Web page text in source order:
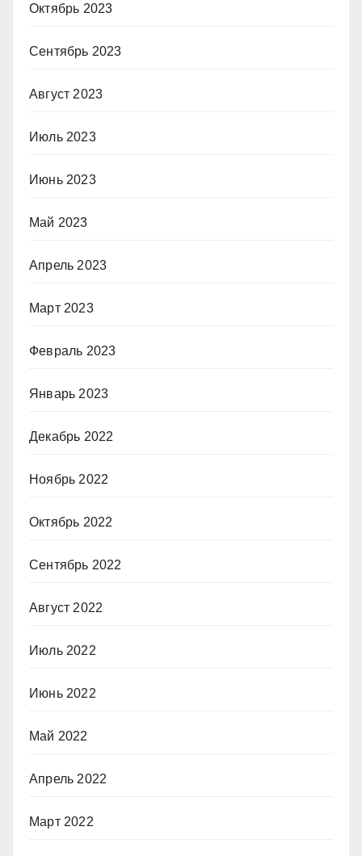
Октябрь 2023
Сентябрь 2023
Август 2023
Июль 2023
Июнь 2023
Май 2023
Апрель 2023
Март 2023
Февраль 2023
Январь 2023
Декабрь 2022
Ноябрь 2022
Октябрь 2022
Сентябрь 2022
Август 2022
Июль 2022
Июнь 2022
Май 2022
Апрель 2022
Март 2022